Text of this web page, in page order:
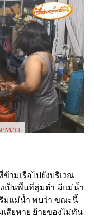
กรข่าว
ามเรือไปยังบริเวณ
งเป็นพื้นที่ลุ่มต่ำ มีแม่น้ำ
ริมแม่น้ำ พบว่า ขณะนี้
สียหาย ย้ายของไม่ทัน